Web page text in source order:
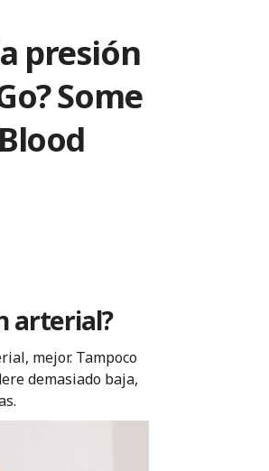
presión
Some
arterial?
mejor. Tampoco
demasiado baja,